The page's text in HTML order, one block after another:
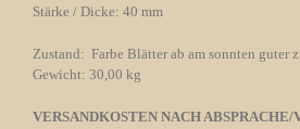
Stärke / Dicke: 40 mm
Zustand: Farbe Blätter ab am sonnten guter
Gewicht: 30,00 kg
VERSANDKOSTEN NACH